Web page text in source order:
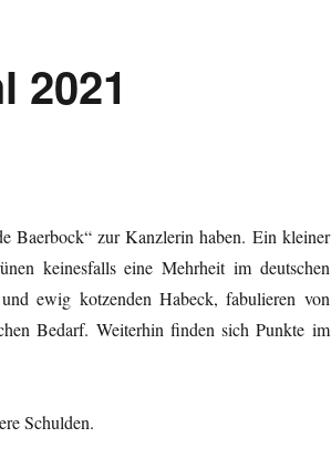
2021
Baerbock“ zur Kanzlerin haben. Ein kleiner
keinesfalls eine Mehrheit im deutschen
ewig kotzenden Habeck, fabulieren von
Bedarf. Weiterhin finden sich Punkte im
Schulden.